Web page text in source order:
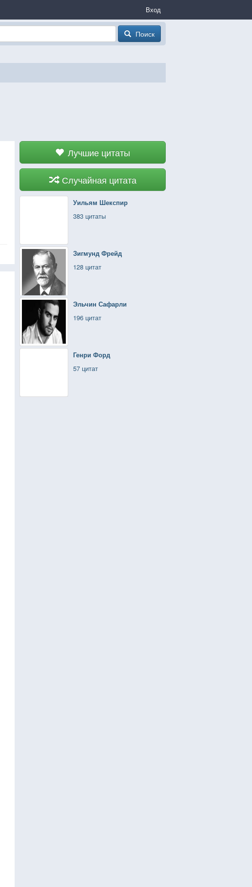
Вход
Поиск
Лучшие цитаты
Случайная цитата
Уильям Шекспир
383 цитаты
Зигмунд Фрейд
128 цитат
Эльчин Сафарли
196 цитат
Генри Форд
57 цитат